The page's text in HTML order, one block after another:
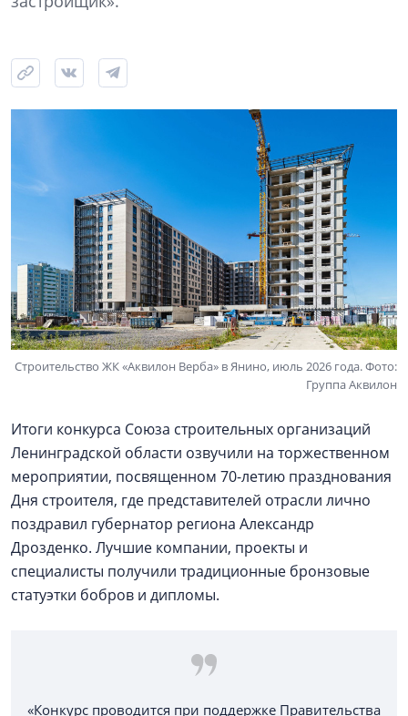
Строительство ЖК «Аквилон Верба» в Янино, июль 2026 года. Фото:
Группа Аквилон
Итоги конкурса Союза строительных организаций
Ленинградской области озвучили на торжественном
мероприятии, посвященном 70-летию празднования
Дня строителя, где представителей отрасли лично
поздравил губернатор региона Александр
Дрозденко. Лучшие компании, проекты и
специалисты получили традиционные бронзовые
статуэтки бобров и дипломы.
«Конкурс проводится при поддержке Правительства